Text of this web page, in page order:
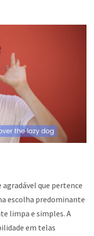
que pertence
escolha predominante
limpa e simples. A
em telas